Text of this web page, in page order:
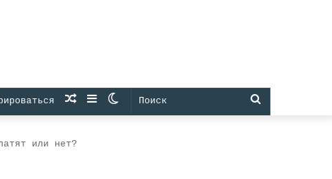
Поиск
Switch
Sidebar
Случайная
или нет?